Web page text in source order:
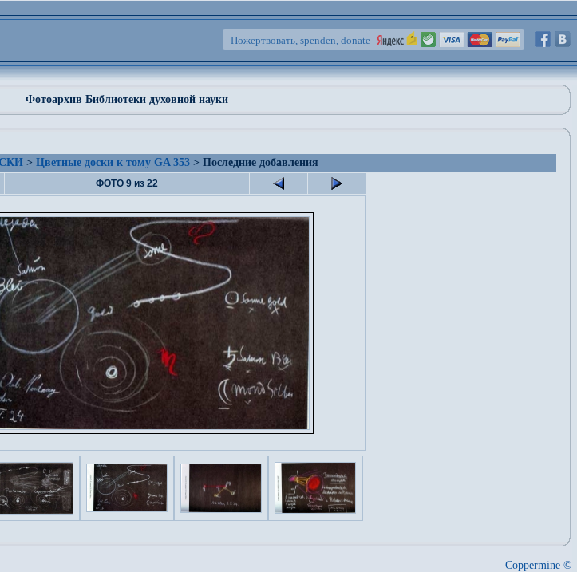
Пожертвовать, spenden, donate
Фотоархив Библиотеки духовной науки
> Цветные доски к тому GA 353 > Последние добавления
ФОТО 9 из 22
Coppermine ©